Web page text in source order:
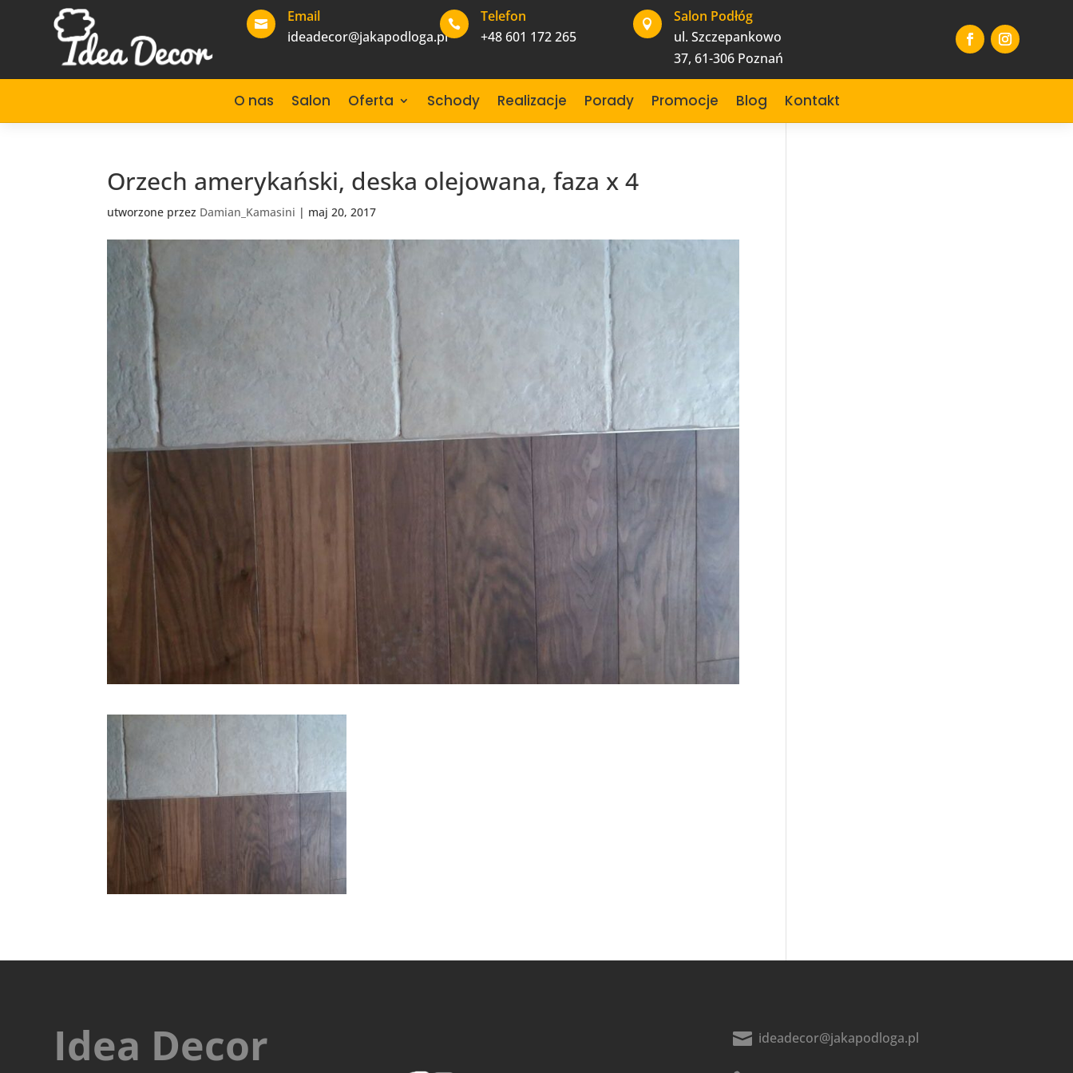

Email
ideadecor@jakapodloga.pl

Telefon
+48 601 172 265

Salon Podłóg
ul. Szczepankowo
37, 61-306 Poznań
O nas Salon Oferta Schody Realizacje Porady Promocje Blog Kontakt
Orzech amerykański, deska olejowana, faza x 4
utworzone przez Damian_Kamasini | maj 20, 2017
Idea Decor  ideadecor@jakapodloga.pl